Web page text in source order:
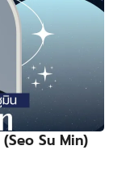
Su Min)